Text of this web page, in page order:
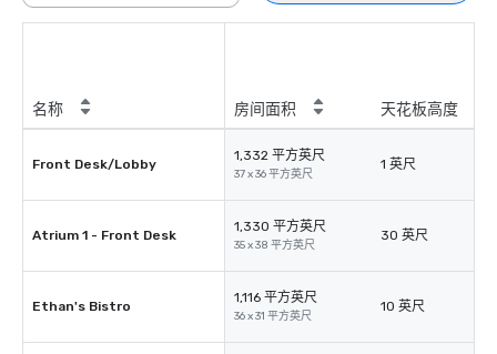
名称 房间面积 天花板高度
Front Desk/Lobby
1,332 平方英尺
37 x 36 平方英尺
1 英尺
Atrium 1 - Front Desk
1,330 平方英尺
35 x 38 平方英尺
30 英尺
Ethan's Bistro
1,116 平方英尺
36 x 31 平方英尺
10 英尺